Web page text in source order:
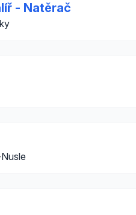
- Natěrač